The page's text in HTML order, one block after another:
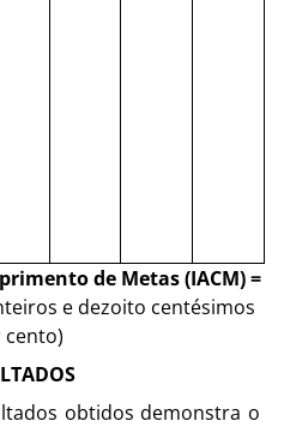
de Metas (IACM)=
e dezoito centésimos
cento)
obtidos demonstra o